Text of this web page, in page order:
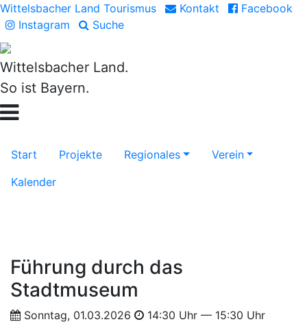
Wittelsbacher Land Tourismus Kontakt
Facebook
Instagram
Suche
Wittelsbacher Land.
So ist Bayern.
Start Projekte Regionales
Verein
Kalender
Führung durch das
Stadtmuseum
Sonntag, 01.03.2026
14:30 Uhr — 15:30 Uhr